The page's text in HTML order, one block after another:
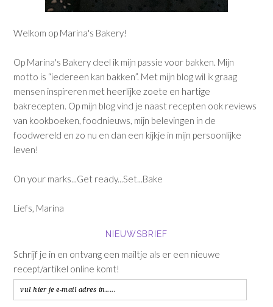
Welkom op Marina's Bakery!
Op Marina's Bakery deel ik mijn passie voor bakken. Mijn
motto is “iedereen kan bakken”. Met mijn blog wil ik graag
mensen inspireren met heerlijke zoete en hartige
bakrecepten. Op mijn blog vind je naast recepten ook reviews
van kookboeken, foodnieuws, mijn belevingen in de
foodwereld en zo nu en dan een kijkje in mijn persoonlijke
leven!
On your marks...Get ready...Set...Bake
Liefs, Marina
NIEUWSBRIEF
Schrijf je in en ontvang een mailtje als er een nieuwe
recept/artikel online komt!
vul
hier